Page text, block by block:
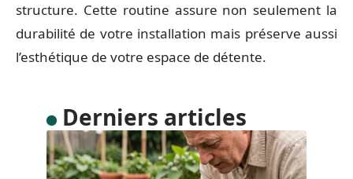
structure. Cette routine assure non seulement la
durabilité de votre installation mais préserve aussi
l’esthétique de votre espace de détente.
Derniers articles